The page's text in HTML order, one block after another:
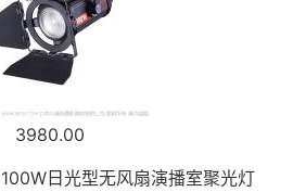
3980.00
日光型无风扇演播室聚光灯